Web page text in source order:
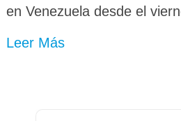
en Venezuela desde el
Leer Más